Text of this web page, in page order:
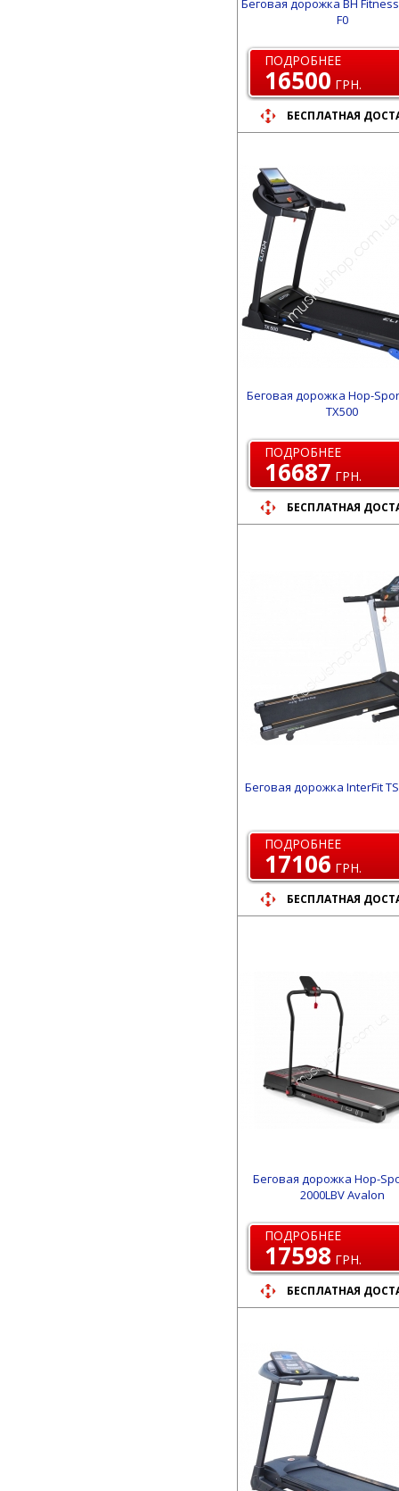
Беговая дорожка BH
F0
ПОДРОБНЕЕ
16500 ГРН.
БЕСПЛАТНАЯ
Беговая дорожка Hop-
TX500
ПОДРОБНЕЕ
16687 ГРН.
БЕСПЛАТНАЯ
Беговая дорожка InterFit
ПОДРОБНЕЕ
17106 ГРН.
БЕСПЛАТНАЯ
Беговая дорожка Hop-
2000LBV Avalon
ПОДРОБНЕЕ
17598 ГРН.
БЕСПЛАТНАЯ